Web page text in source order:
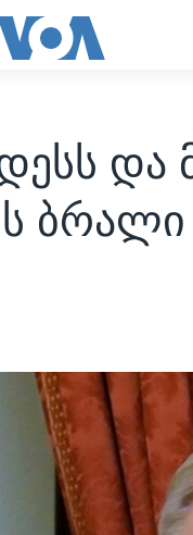
და
ბრალი